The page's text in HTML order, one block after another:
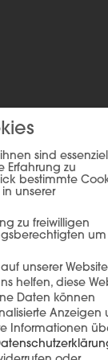
sind
Erfahrung zu
bestimmte
unserer
zu freiwilligen
um
unserer
helfen, diese
Daten können
Anzeigen
Informationen